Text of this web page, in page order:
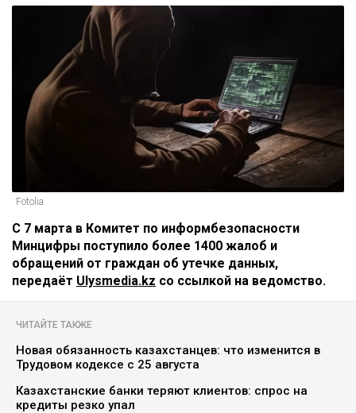
Fotolia
С 7 марта в Комитет по информбезопасности
Минцифры поступило более 1400 жалоб и
обращений от граждан об утечке данных,
передаёт Ulysmedia.kz со ссылкой на ведомство.
ЧИТАЙТЕ ТАКЖЕ
Новая обязанность казахстанцев: что изменится в
Трудовом кодексе с 25 августа
Казахстанские банки теряют клиентов: спрос на
кредиты резко упал